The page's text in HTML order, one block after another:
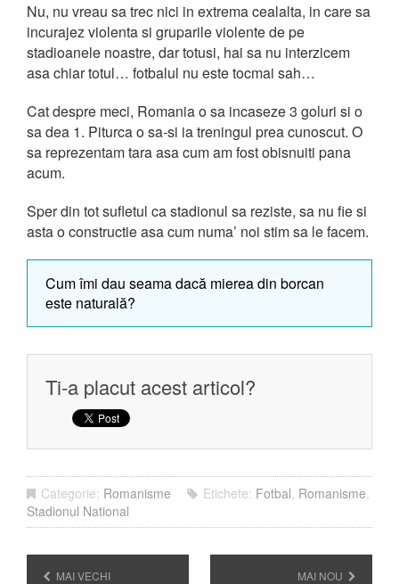
Nu, nu vreau sa trec nici in extrema cealalta, in care sa
incurajez violenta si gruparile violente de pe
stadioanele noastre, dar totusi, hai sa nu interzicem
asa chiar totul… fotbalul nu este tocmai sah…
Cat despre meci, Romania o sa incaseze 3 goluri si o
sa dea 1. Piturca o sa-si ia treningul prea cunoscut. O
sa reprezentam tara asa cum am fost obisnuiti pana
acum.
Sper din tot sufletul ca stadionul sa reziste, sa nu fie si
asta o constructie asa cum numa’ noi stim sa le facem.
Cum îmi dau seama dacă mierea din borcan
este naturală?
Ti-a placut acest articol?
Categorie: Romanisme Etichete: Fotbal, Romanisme,
Stadionul National
MAI VECHI MAI NOU